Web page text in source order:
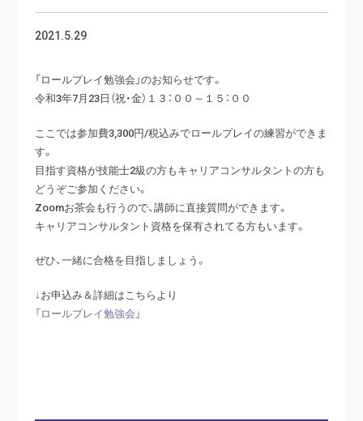
2021.5.29
「ロールプレイ勉強会」のお知らせです。
令和3年7月23日（祝・金）１３：００～１５：００
ここでは参加費3,300円/税込みでロールプレイの練習ができま
す。
目指す資格が技能士2級の方もキャリアコンサルタントの方も
どうぞご参加ください。
Zoomお茶会も行うので、講師に直接質問ができます。
キャリアコンサルタント資格を保有されてる方もいます。
ぜひ、一緒に合格を目指しましょう。
↓お申込み＆詳細はこちらより
「ロールプレイ勉強会」​​​​